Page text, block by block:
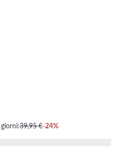
39,95 €-24%